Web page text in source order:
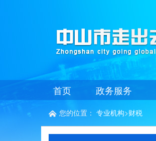
首页 政务服务
 您的位置： 专业机构>财税